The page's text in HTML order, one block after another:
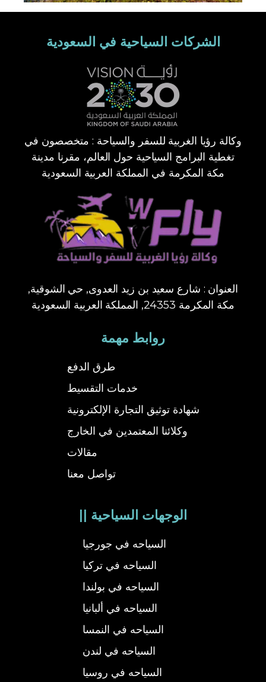
الشركات السياحية في السعودية
وكالة رؤيا الغربية للسفر والسياحة : متخصصون في
تغطية البرامج السياحية حول العالم، مقرنا مدينة
مكة المكرمة في المملكة العربية السعودية
العنوان : شارع سعيد بن زيد العدوى, حي الشوقية,
مكة المكرمة 24353, المملكة العربية السعودية
روابط مهمة
طرق الدفع
خدمات التقسيط
شهادة توثيق التجارة الإلكترونية
وكلائنا المعتمدين في الخارج
مقالات
تواصل معنا
|| الوجهات السياحية
السياحه في جورجيا
السياحه في تركيا
السياحه في بولندا
السياحه في ألبانيا
السياحه في النمسا
السياحه في لندن
السياحه في روسيا